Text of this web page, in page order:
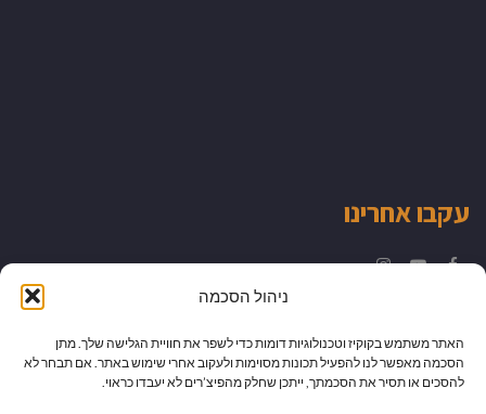
ניהול הסכמה
האתר משתמש בקוקיז וטכנולוגיות דומות כדי לשפר את חוויית הגלישה שלך. מתן
הסכמה מאפשר לנו להפעיל תכונות מסוימות ולעקוב אחרי שימוש באתר. אם תבחר לא
להסכים או תסיר את הסכמתך, ייתכן שחלק מהפיצ’רים לא יעבדו כראוי.
עקבו אחרינו